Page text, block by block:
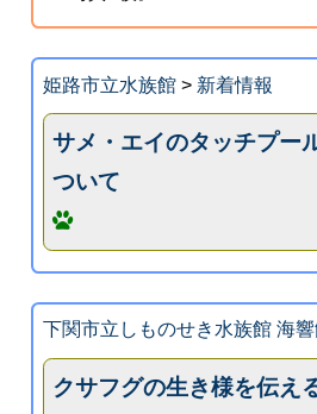
姫路市立水族館> 新着情報
サメ・エイのタッチプー
ついて
下関市立しものせき水族館 海
クサフグの生き様を伝え